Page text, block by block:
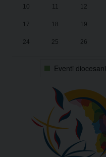
10 11 12
17 18 19
24 25 26
Eventi diocesani